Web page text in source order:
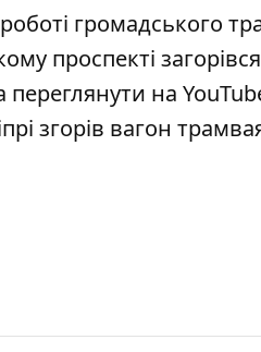
громадського
проспекті
на
згорів вагон